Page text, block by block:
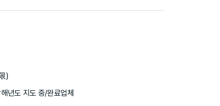
)
년도 지도 중/완료업체